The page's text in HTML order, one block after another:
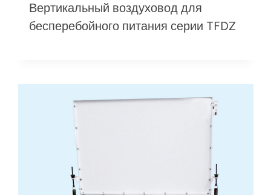
Вертикальный воздуховод для
бесперебойного питания серии TFDZ